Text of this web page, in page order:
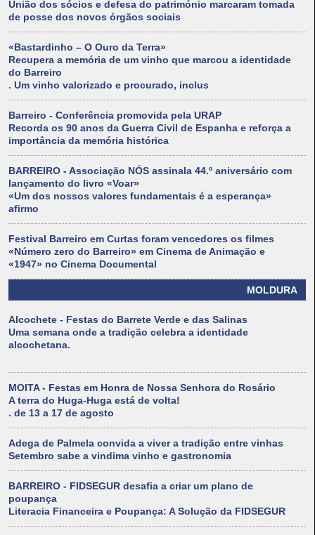
União dos sócios e defesa do património marcaram tomada
de posse dos novos órgãos sociais
«Bastardinho – O Ouro da Terra»
Recupera a memória de um vinho que marcou a identidade
do Barreiro
. Um vinho valorizado e procurado, inclus
Barreiro - Conferência promovida pela URAP
Recorda os 90 anos da Guerra Civil de Espanha e reforça a
importância da memória histórica
BARREIRO - Associação NÓS assinala 44.º aniversário com
lançamento do livro «Voar»
«Um dos nossos valores fundamentais é a esperança»
afirmo
Festival Barreiro em Curtas foram vencedores os filmes
«Número zero do Barreiro» em Cinema de Animação e
«1947» no Cinema Documental
MOLDURA
Alcochete - Festas do Barrete Verde e das Salinas
Uma semana onde a tradição celebra a identidade
alcochetana.
MOITA - Festas em Honra de Nossa Senhora do Rosário
A terra do Huga-Huga está de volta!
. de 13 a 17 de agosto
Adega de Palmela convida a viver a tradição entre vinhas
Setembro sabe a vindima vinho e gastronomia
BARREIRO - FIDSEGUR desafia a criar um plano de
poupança
Literacia Financeira e Poupança: A Solução da FIDSEGUR